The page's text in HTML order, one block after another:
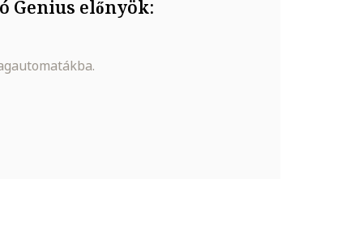
Genius előnyök: